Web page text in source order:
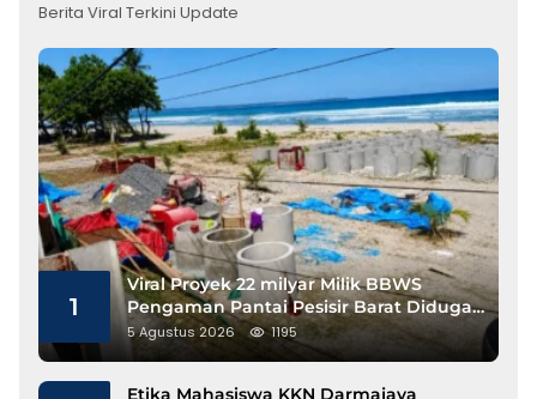
Berita Viral Terkini Update
1
Viral Proyek 22 milyar Milik BBWS
Pengaman Pantai Pesisir Barat Diduga
Gunakan Besi Banci
5 Agustus 2026 1195
Etika Mahasiswa KKN Darmajaya